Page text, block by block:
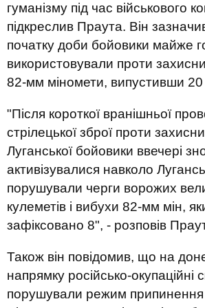
гуманізму під час військового
підкреслив Праута. Він
початку доби бойовики майже
використовували проти
82-мм міномети, випустивши 20
"Після короткої вранішньої
стрілецької зброї проти
Луганської бойовики ввечері
активізувалися навколо
порушували черги ворожих
кулеметів і вибухи 82-мм мін,
зафіксовано 8", - розповів
Також він повідомив, що на
напрямку російсько-окупаційні
порушували режим припинення